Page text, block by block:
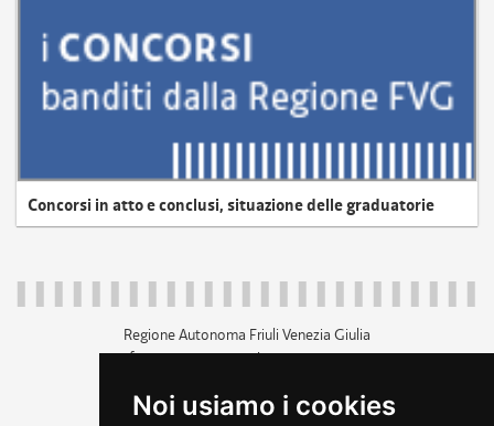
Noi usiamo i cookies
Concorsi in atto e conclusi, situazione delle graduatorie
Regione Autonoma Friuli Venezia Giulia
c.f. 80014930327; p.iva 00526040324
+39 040 3771111